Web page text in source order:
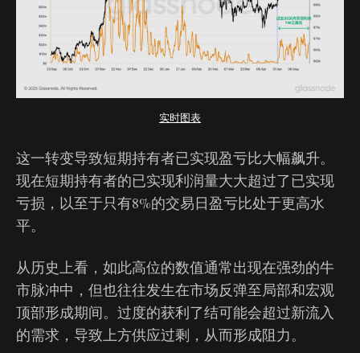
实时图表
这一转变导致短期持有者已实现盈亏比大幅飙升。
现在短期持有者的已实现利润量大大超过了已实现
亏损，以至于只有8%的交易日盈亏比处于更高水
平。
从历史上看，如此高位的数值通常出现在强劲的牛
市脉冲中，但也往往发生在市场反弹至局部和宏观
顶部形成期间。过度的获利了结可能会超过新流入
的需求，导致上方供应过剩，从而形成阻力。